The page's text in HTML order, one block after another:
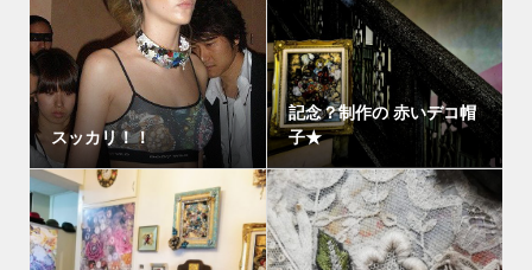
スッカリ！！
記念？制作の 赤いデコ帽
子★